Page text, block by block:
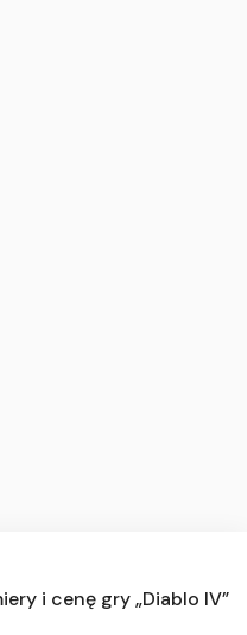
i cenę gry „Diablo IV”